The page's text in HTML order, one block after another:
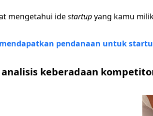
mengetahui idestartupyang kamu
pendanaan untuk
analisis keberadaan